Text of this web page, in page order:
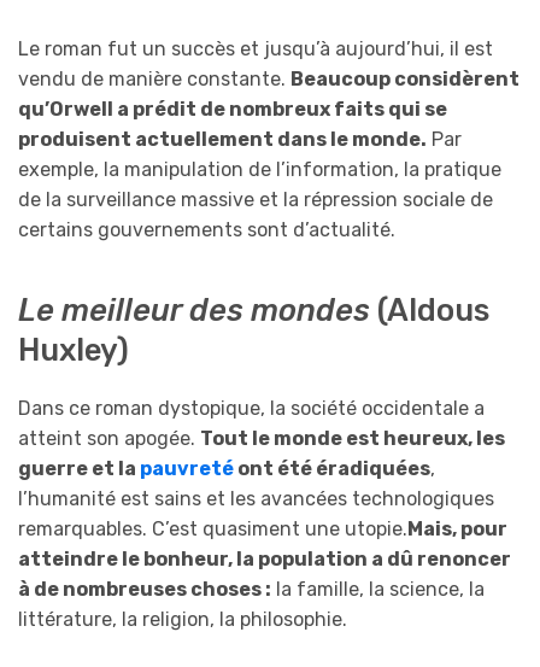
Le roman fut un succès et jusqu’à aujourd’hui, il est
vendu de manière constante. Beaucoup considèrent
qu’Orwell a prédit de nombreux faits qui se
produisent actuellement dans le monde. Par
exemple, la manipulation de l’information, la pratique
de la surveillance massive et la répression sociale de
certains gouvernements sont d’actualité.
Le meilleur des mondes (Aldous
Huxley)
Dans ce roman dystopique, la société occidentale a
atteint son apogée. Tout le monde est heureux, les
guerre et la pauvreté ont été éradiquées,
l’humanité est sains et les avancées technologiques
remarquables. C’est quasiment une utopie. Mais, pour
atteindre le bonheur, la population a dû renoncer
à de nombreuses choses : la famille, la science, la
littérature, la religion, la philosophie.